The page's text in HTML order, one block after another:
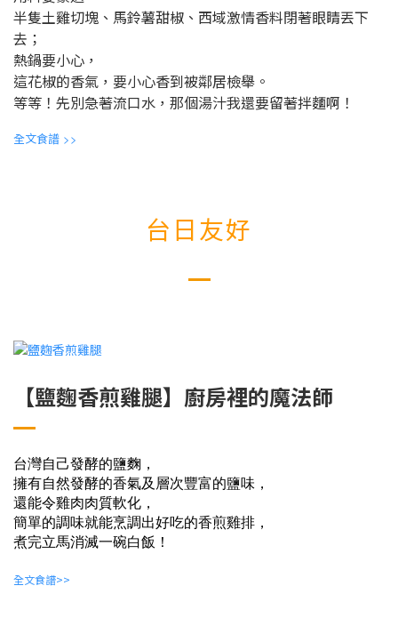
半隻土雞切塊、馬鈴薯甜椒、西域激情香料閉著眼睛丟下
去；
熱鍋要小心，
這花椒的香氣，要小心香到被鄰居檢舉。
等等！先別急著流口水，那個湯汁我還要留著拌麵啊！
全文食譜 >>
台日友好
【鹽麴香煎雞腿】廚房裡的魔法師
台灣自己發酵的鹽麴，
擁有自然發酵的香氣及層次豐富的鹽味，
還能令雞肉肉質軟化，
簡單的調味就能烹調出好吃的香煎雞排，
煮完立馬消滅一碗白飯！
全文食譜>>